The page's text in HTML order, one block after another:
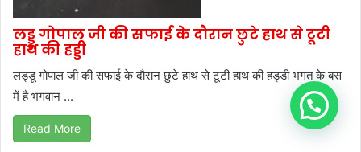
लड्डू गोपाल जी की सफाई के दौरान छुटे हाथ से टूटी
हाथ की हड्डी
लड्डू गोपाल जी की सफाई के दौरान छुटे हाथ से टूटी हाथ की हड्डी भगत के बस
में है भगवान ...
Read More